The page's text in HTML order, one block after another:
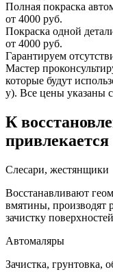
Полная покраска
от 4000 руб.
Покраска одной
от 4000 руб.
Гарантируем
Мастер
которые будут
у). Все цены указаны
К
Слесари, жестянщики
Восстанавливают
вмятины, производят
зачистку
Автомаляры
Зачистка, грунтовка,